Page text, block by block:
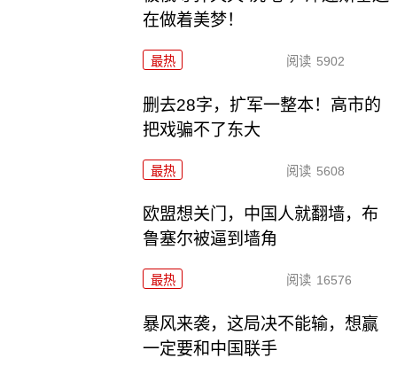
在做着美梦！
最热 阅读 5902
删去28字，扩军一整本！高市的
把戏骗不了东大
最热 阅读 5608
欧盟想关门，中国人就翻墙，布
鲁塞尔被逼到墙角
最热 阅读 16576
暴风来袭，这局决不能输，想赢
一定要和中国联手